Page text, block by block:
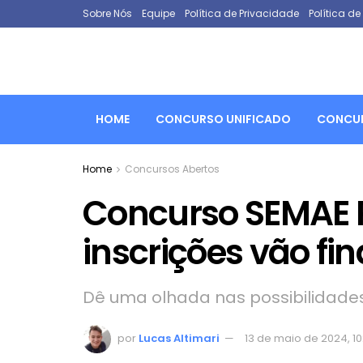
Sobre Nós Equipe Política de Privacidade Política de
HOME CONCURSO UNIFICADO
Home Concursos Abertos
Concurso
inscrições vão
Dê uma olhada nas
por Lucas Altimari 13 de maio de 2024,